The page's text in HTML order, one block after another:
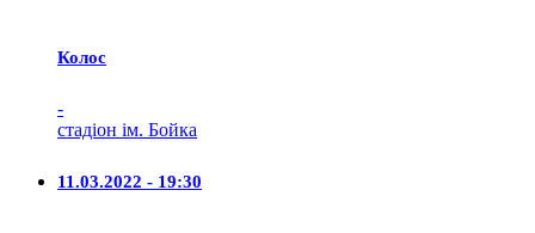
Колос
-
стадіон ім. Бойка
11.03.2022 - 19:30